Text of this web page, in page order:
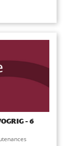
– 6